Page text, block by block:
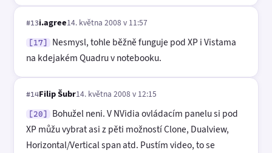
#13i.agree14. května 2008 v 11:57
[17]
Nesmysl, tohle běžně funguje pod XP i Vistama
na kdejakém Quadru v notebooku.
#14Filip Šubr14. května 2008 v 12:15
[20]
Bohužel neni. V NVidia ovládacím panelu si pod
XP můžu vybrat asi z pěti možností Clone, Dualview,
Horizontal/Vertical span atd. Pustím video, to se